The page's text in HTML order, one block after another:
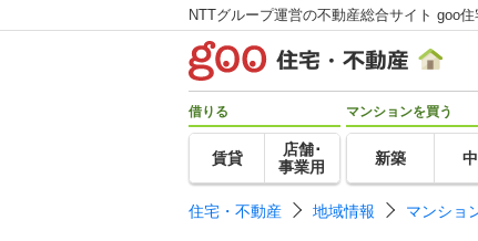
NTTグループ運営の不動産総合サイト goo
借りる
賃貸
店舗･
事業用
マンションを買う
新築
住宅・不動産 地域情報 マンショ